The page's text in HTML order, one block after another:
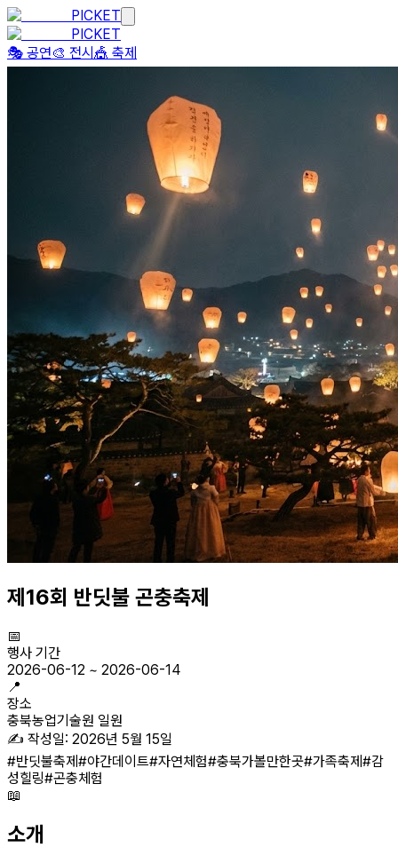
PICKET
PICKET
🎭 공연🎨 전시 🎪 축제
제16회 반딧불 곤충축제
📅
행사 기간
2026-06-12 ~ 2026-06-14
📍
장소
충북농업기술원 일원
✍️ 작성일: 2026년 5월 15일
#반딧불축제#야간데이트#자연체험#충북가볼만한곳#가족축제#감
성힐링#곤충체험
📖
소개